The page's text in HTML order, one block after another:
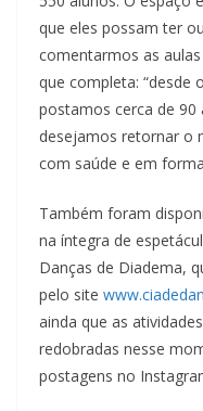
que eles possam ter
comentarmos as
que completa: “desde
postamos cerca de
desejamos retornar o
com saúde e em
Também foram
na íntegra de
Danças de Diadema,
pelo site
ainda que as
redobradas nesse
postagens no